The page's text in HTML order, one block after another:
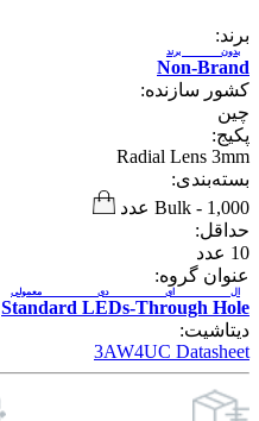
برند:
Non-Brand
بدون برند
کشور سازنده:
چین
پکیج:
Radial Lens 3mm
بسته‌بندی:
Bulk - 1,000 عدد
حداقل:
10 عدد
عنوان گروه:
Standard LEDs-Through Hole
ال ای دی معمولی
دیتاشیت:
3AW4UC Datasheet